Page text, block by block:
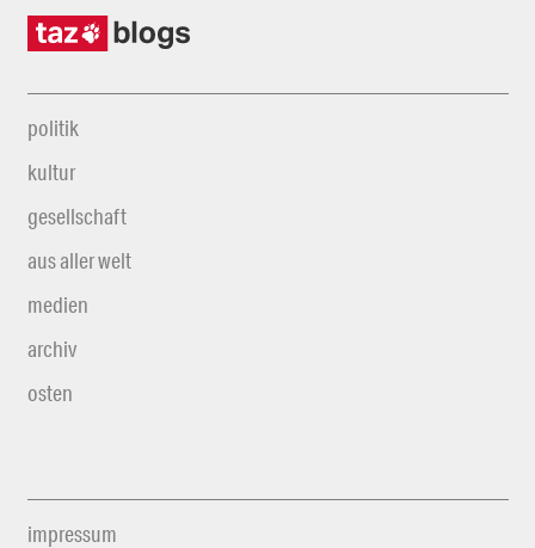
politik
kultur
gesellschaft
aus aller welt
medien
archiv
osten
impressum